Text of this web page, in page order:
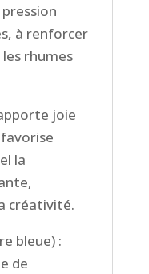
à renforcer
rhumes
joie
la
créativité.
bleue) :
de